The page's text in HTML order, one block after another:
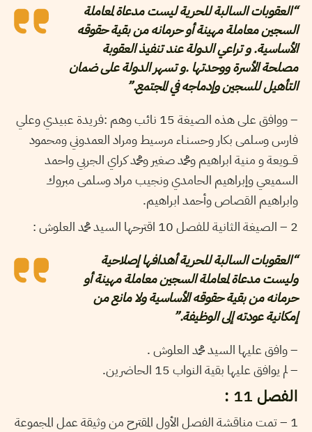
“العقوبات السالبة للحرية ليست مدعاة لمعاملة
السجين معاملة مهينة أو حرمانه من بقية حقوقه
الأساسية. و تراعي الدولة عند تنفيذ العقوبة
مصلحة الأسرة ووحدتها .و تسهر الدولة على ضمان
التأهيل للسجين وإدماجه في المجتمع.”
– ووافق على هذه الصيغة 15 نائب وهم :فريدة عبيدي وعلي
فارس وسلمى بكار وحسنـاء مرسيط ومراد العمدوني ومحمود
قـــويعة و منية ابراهيم ومحمد صغير ومحمد كراي الجربي واحمد
السميعي وإبراهيم الحامدي ونجيب مراد وسلمى مبروك
وابراهيم القصاص وأحمد ابراهيم.
2 – الصيغة الثانية للفصل 10 اقترحها السيد محمد العلوش :
“العقوبات السالبة للحرية أهدافها إصلاحية
وليست مدعاة لمعاملة السجين معاملة مهينة أو
حرمانه من بقية حقوقه الأساسية ولا مانع من
إمكانية عودته إلى الوظيفة.”
– وافق عليها السيد محمد العلوش .
– لم يوافق عليها بقية النواب 15 الحاضرين.
الفصل 11 :
1 – تمت مناقشة الفصل الأول المقترح من وثيقة عمل المجموعة